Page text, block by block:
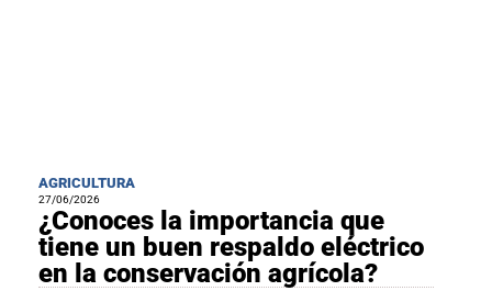
AGRICULTURA
27/06/2026
¿Conoces la importancia que
tiene un buen respaldo eléctrico
en la conservación agrícola?